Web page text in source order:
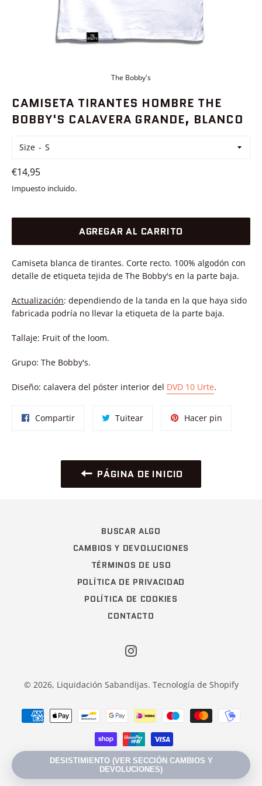
The Bobby's
CAMISETA TIRANTES HOMBRE THE
BOBBY'S CALAVERA GRANDE, BLANCO
Size
Precio
habitual
€14,95
Impuesto incluido.
AGREGAR AL CARRITO
Camiseta blanca de tirantes. Corte recto. 100% algodón con
detalle de etiqueta tejida de The Bobby's en la parte baja.
Actualización: dependiendo de la tanda en la que haya sido
fabricada podría no llevar la etiqueta de la parte baja.
Tallaje: Fruit of the loom.
Grupo: The Bobby's.
Diseño: calavera del póster interior del DVD 10 Urte.
CompartirCompartir TuitearTuitear
Hacer pin
PÁGINA DE INICIO
BUSCAR ALGO
CAMBIOS Y DEVOLUCIONES
TÉRMINOS DE USO
POLÍTICA DE PRIVACIDAD
POLÍTICA DE COOKIES
CONTACTO
Instagram
© 2026, Liquidación Sabandijas. Tecnología de Shopify
Métodos
de
pago